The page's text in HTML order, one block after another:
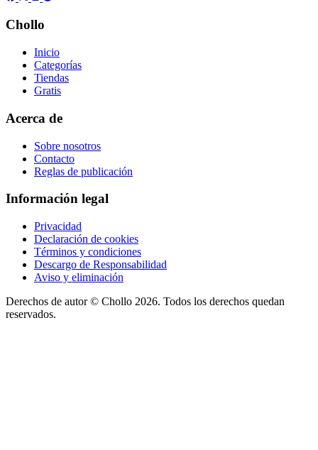
Chollo
Inicio
Categorías
Tiendas
Gratis
Acerca de
Sobre nosotros
Contacto
Reglas de publicación
Información legal
Privacidad
Declaración de cookies
Términos y condiciones
Descargo de Responsabilidad
Aviso y eliminación
Derechos de autor © Chollo 2026. Todos los derechos quedan
reservados.